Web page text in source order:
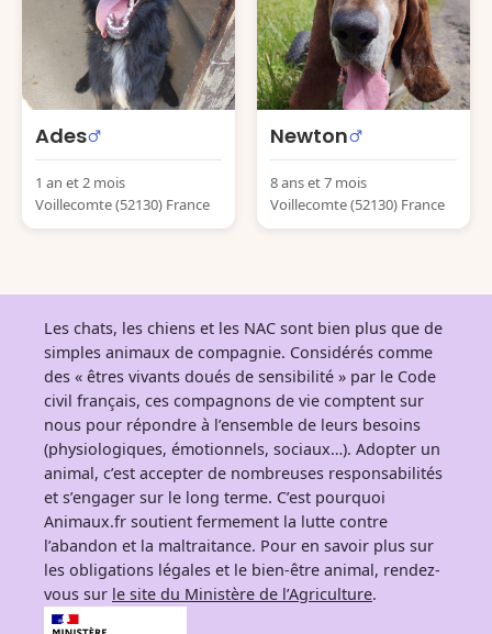
Ades
1 an et 2 mois
Voillecomte (52130) France
Newton
8 ans et 7 mois
Voillecomte (52130) France
Les chats, les chiens et les NAC sont bien plus que de
simples animaux de compagnie. Considérés comme
des « êtres vivants doués de sensibilité » par le Code
civil français, ces compagnons de vie comptent sur
nous pour répondre à l’ensemble de leurs besoins
(physiologiques, émotionnels, sociaux…). Adopter un
animal, c’est accepter de nombreuses responsabilités
et s’engager sur le long terme. C’est pourquoi
Animaux.fr soutient fermement la lutte contre
l’abandon et la maltraitance. Pour en savoir plus sur
les obligations légales et le bien-être animal, rendez-
vous sur le site du Ministère de l’Agriculture.